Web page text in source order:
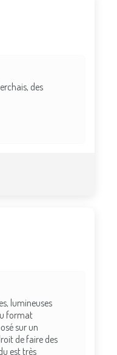
des
lumineuses
format
sur un
de faire des
est très